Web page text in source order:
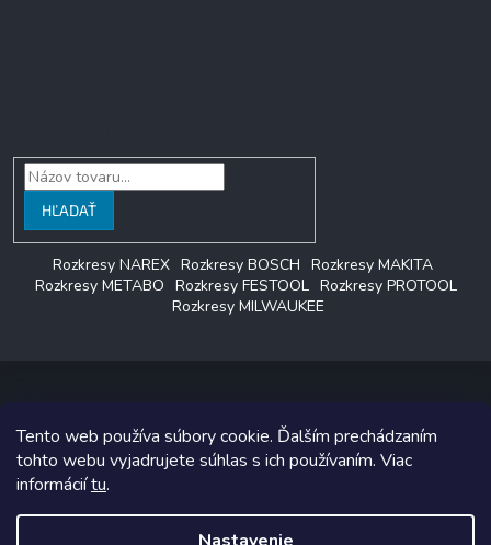
Tento web používa súbory cookie. Ďalším prechádzaním
tohto webu vyjadrujete súhlas s ich používaním. Viac
informáciítu.
HĽADAŤ
Rozkresy NAREX Rozkresy BOSCH Rozkresy MAKITA
Rozkresy METABO Rozkresy FESTOOL Rozkresy PROTOOL
Rozkresy MILWAUKEE
Copyright 2026LAGON SERVIS. Všetky práva vyhradené.
Grafický návrh vytvoril a na Shoptet implementoval
Shoptetak.cz.